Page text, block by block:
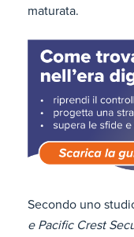
maturata.
Secondo uno
e Pacific Crest